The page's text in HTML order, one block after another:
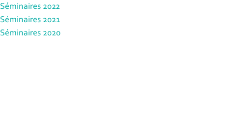
Séminaires 2022
Séminaires 2021
Séminaires 2020